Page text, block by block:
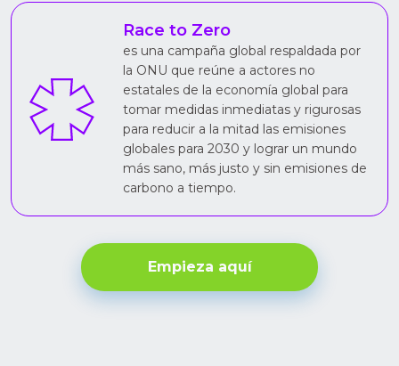
Race to Zero
es una campaña global respaldada por
la ONU que reúne a actores no
estatales de la economía global para
tomar medidas inmediatas y rigurosas
para reducir a la mitad las emisiones
globales para 2030 y lograr un mundo
más sano, más justo y sin emisiones de
carbono a tiempo.
Empieza aquí